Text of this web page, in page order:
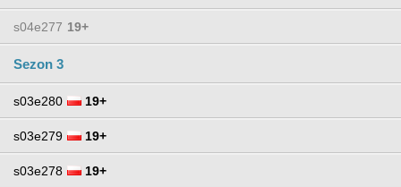
s04e277 19+
Sezon 3
s03e280 19+
s03e279 19+
s03e278 19+